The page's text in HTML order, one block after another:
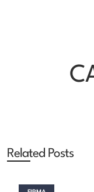
Related Posts